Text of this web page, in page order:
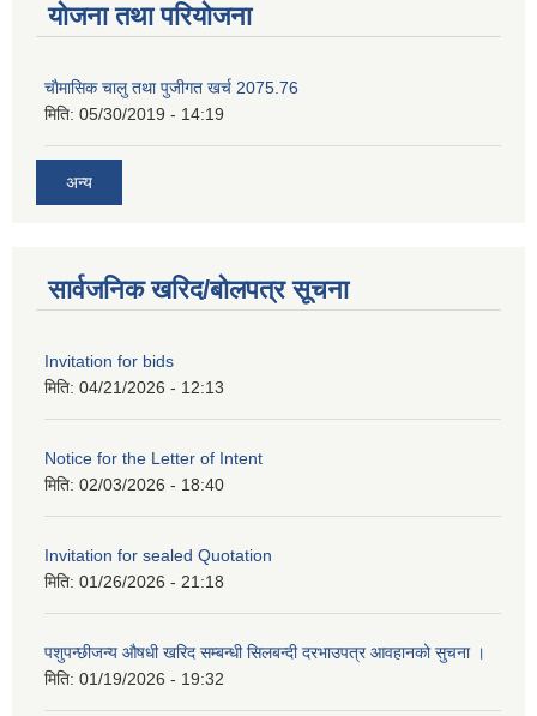
योजना तथा परियोजना
चाैमासिक चालु तथा पुजीगत खर्च 2075.76
मिति: 05/30/2019 - 14:19
अन्य
सार्वजनिक खरिद/बोलपत्र सूचना
Invitation for bids
मिति: 04/21/2026 - 12:13
Notice for the Letter of Intent
मिति: 02/03/2026 - 18:40
Invitation for sealed Quotation
मिति: 01/26/2026 - 21:18
पशुपन्छीजन्य औषधी खरिद सम्बन्धी सिलबन्दी दरभाउपत्र आवहानको सुचना ।
मिति: 01/19/2026 - 19:32